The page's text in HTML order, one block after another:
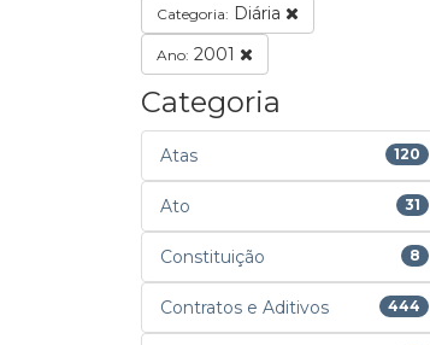
Categoria: Diária
Ano: 2001
Categoria
Atas 120
Ato 31
Constituição 8
Contratos e Aditivos 444